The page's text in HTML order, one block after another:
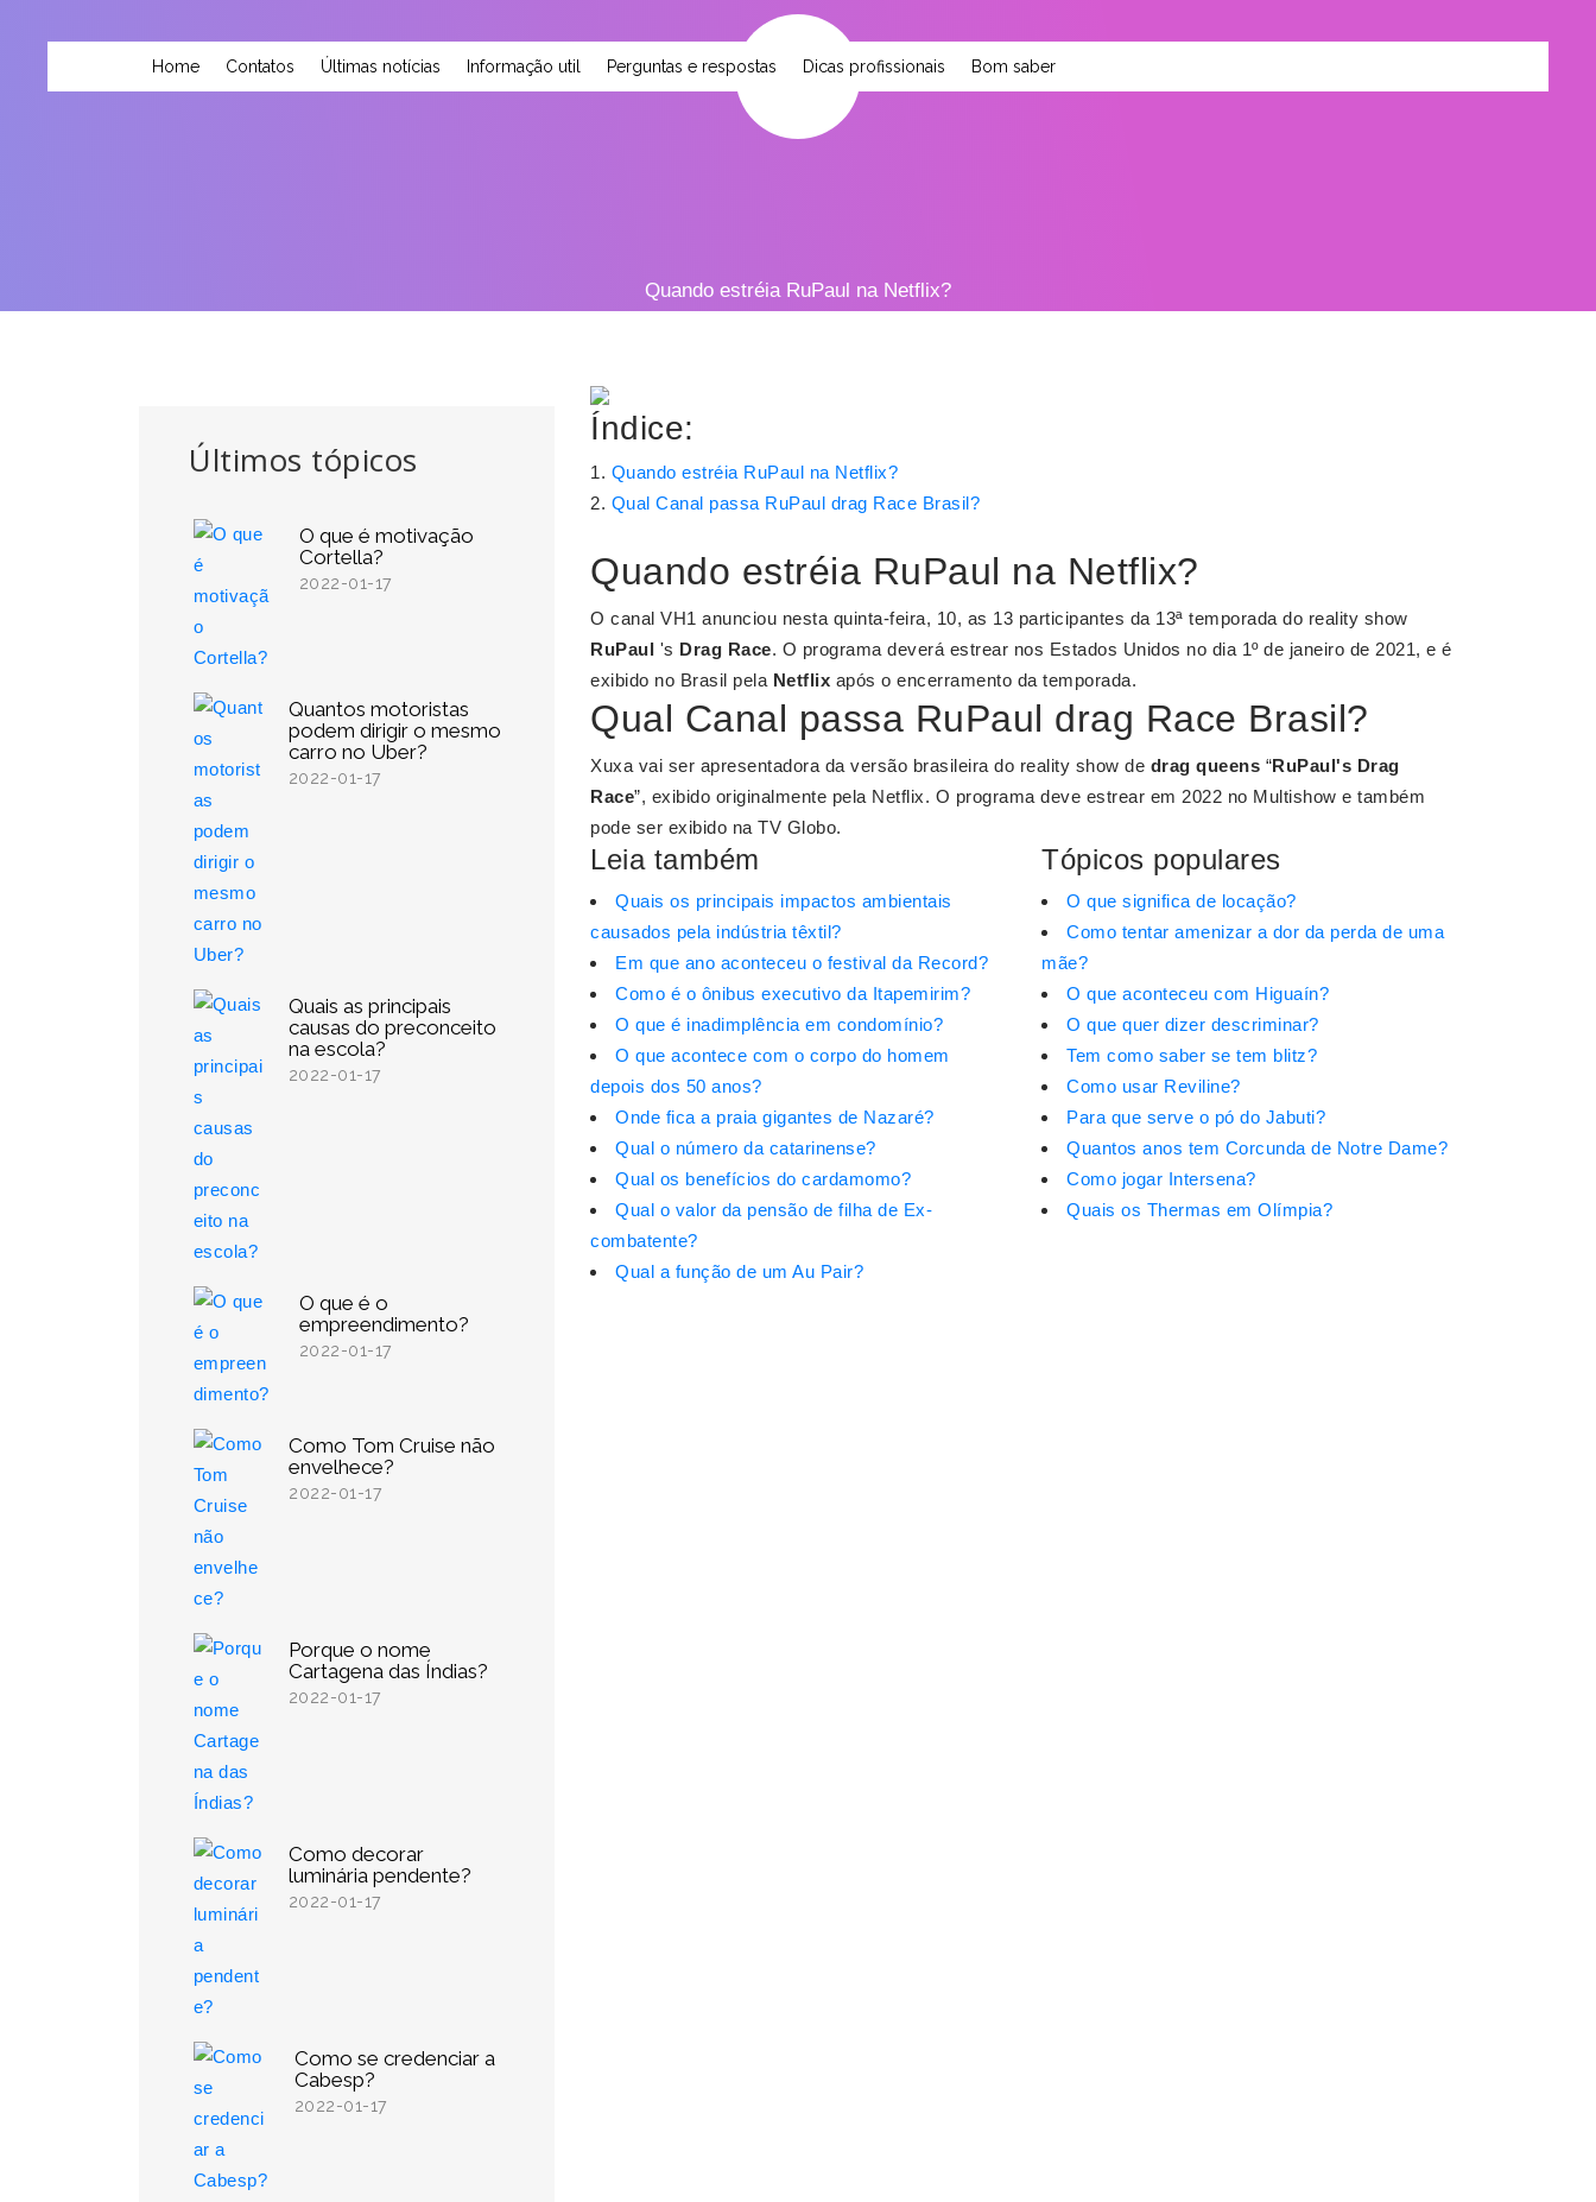
Home Contatos Últimas notícias Informação util Perguntas e respostas Dicas profissionais Bom saber
Quando estréia RuPaul na Netflix?
Últimos tópicos
O que é motivação
Cortella?
2022-01-17
Quantos motoristas
podem dirigir o mesmo
carro no Uber?
2022-01-17
Quais as principais
causas do preconceito
na escola?
2022-01-17
O que é o
empreendimento?
2022-01-17
Como Tom Cruise não
envelhece?
2022-01-17
Porque o nome
Cartagena das Índias?
2022-01-17
Como decorar
luminária pendente?
2022-01-17
Como se credenciar a
Cabesp?
2022-01-17
Índice:
Quando estréia RuPaul na Netflix?
Qual Canal passa RuPaul drag Race Brasil?
Quando estréia RuPaul na Netflix?
O canal VH1 anunciou nesta quinta-feira, 10, as 13 participantes da 13ª temporada do reality show
RuPaul 's Drag Race. O programa deverá estrear nos Estados Unidos no dia 1º de janeiro de 2021, e é
exibido no Brasil pela Netflix após o encerramento da temporada.
Qual Canal passa RuPaul drag Race Brasil?
Xuxa vai ser apresentadora da versão brasileira do reality show de drag queens “RuPaul's Drag
Race”, exibido originalmente pela Netflix. O programa deve estrear em 2022 no Multishow e também
pode ser exibido na TV Globo.
Leia também
Quais os principais impactos ambientais
causados pela indústria têxtil?
Em que ano aconteceu o festival da Record?
Como é o ônibus executivo da Itapemirim?
O que é inadimplência em condomínio?
O que acontece com o corpo do homem
depois dos 50 anos?
Onde fica a praia gigantes de Nazaré?
Qual o número da catarinense?
Qual os benefícios do cardamomo?
Qual o valor da pensão de filha de Ex-
combatente?
Qual a função de um Au Pair?
Tópicos populares
O que significa de locação?
Como tentar amenizar a dor da perda de uma
mãe?
O que aconteceu com Higuaín?
O que quer dizer descriminar?
Tem como saber se tem blitz?
Como usar Reviline?
Para que serve o pó do Jabuti?
Quantos anos tem Corcunda de Notre Dame?
Como jogar Intersena?
Quais os Thermas em Olímpia?